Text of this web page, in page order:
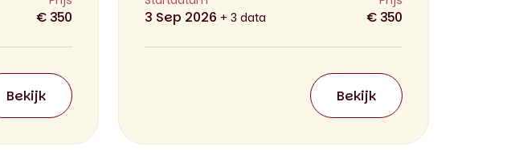
€ 350
Bekijk
3 Sep 2026 + 3 data € 350
Bekijk